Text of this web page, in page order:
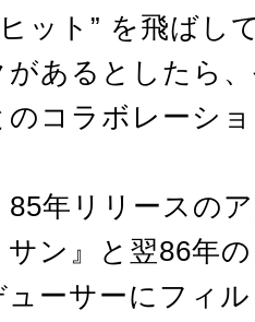
ット” を飛ばし
あるとしたら
のコラボレーシ
85年リリースの
ン』と翌86年
ューサーにフィ